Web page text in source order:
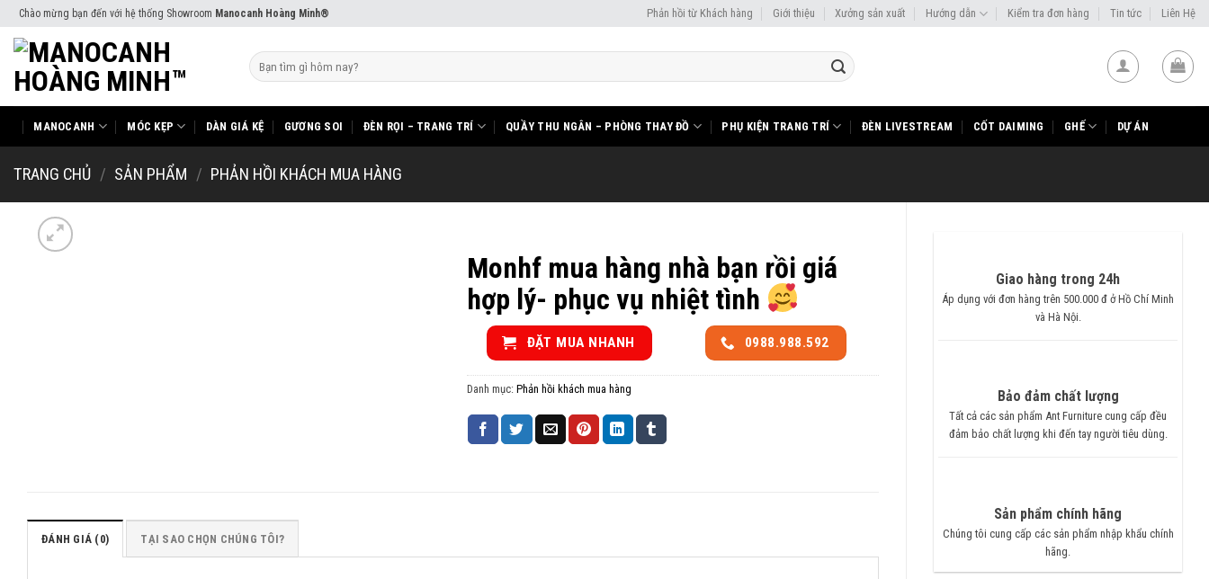
Skip
to
content
Chào mừng bạn đến với hệ thống Showroom Manocanh Hoàng Minh® Phản hồi từ Khách hàng Giới thiệu Xưởng sản xuất Hướng dẫn Kiểm tra đơn hàng Tin tức Liên Hệ
Tìm
kiếm:
MANOCANH MÓC KẸP DÀN GIÁ KỆ GƯƠNG SOI ĐÈN RỌI – TRANG TRÍ QUẦY THU NGÂN – PHÒNG THAY ĐỒ PHỤ KIỆN TRANG TRÍ ĐÈN LIVESTREAM CỐT DAIMING GHẾ DỰ ÁN
TRANG CHỦ / SẢN PHẨM / PHẢN HỒI KHÁCH MUA HÀNG
Giao hàng trong 24h
Áp dụng với đơn hàng trên 500.000 đ ở Hồ Chí Minh
và Hà Nội.
Bảo đảm chất lượng
Tất cả các sản phẩm Ant Furniture cung cấp đều
đảm bảo chất lượng khi đến tay người tiêu dùng.
Sản phẩm chính hãng
Chúng tôi cung cấp các sản phẩm nhập khẩu chính
hãng.
Monhf mua hàng nhà bạn rồi giá
hợp lý- phục vụ nhiệt tình
ĐẶT MUA NHANH 0988.988.592
Danh mục: Phản hồi khách mua hàng
ĐÁNH GIÁ (0) TẠI SAO CHỌN CHÚNG TÔI?